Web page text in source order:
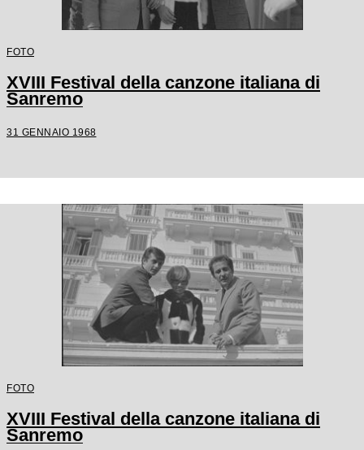
FOTO
XVIII Festival della canzone italiana di
Sanremo
31 GENNAIO 1968
FOTO
XVIII Festival della canzone italiana di
Sanremo